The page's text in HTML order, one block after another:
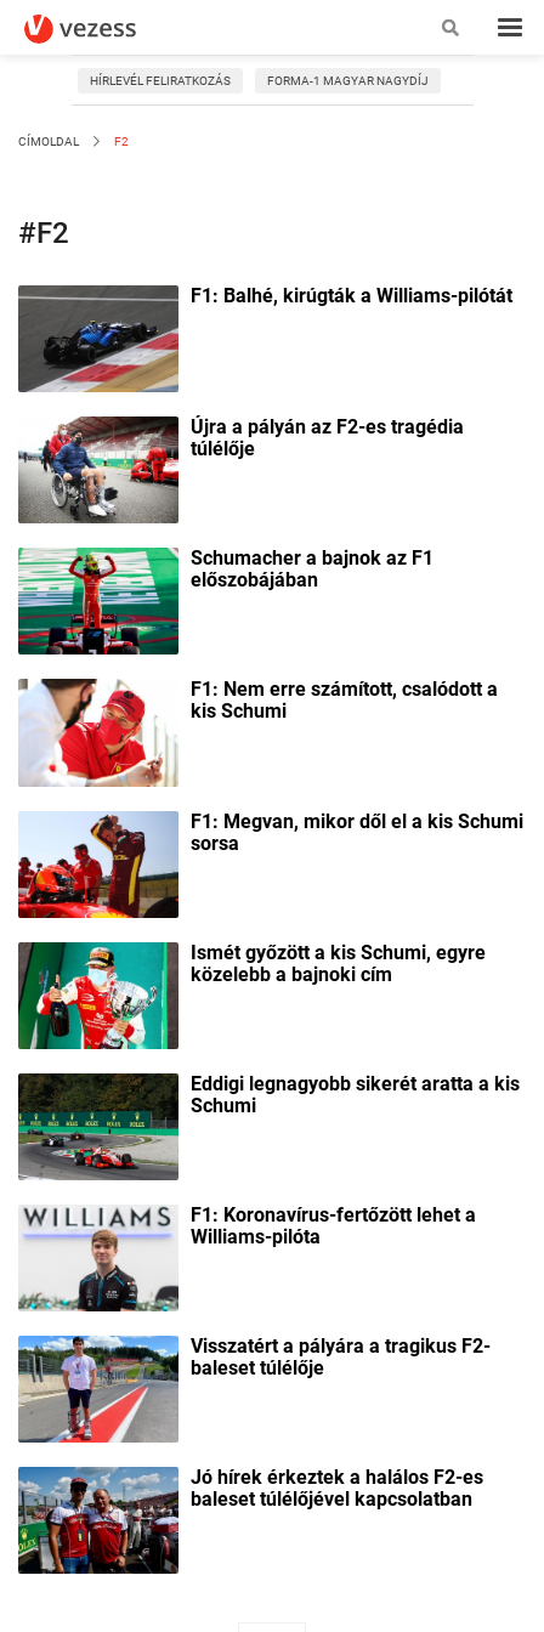
HÍRLEVÉL FELIRATKOZÁS FORMA-1 MAGYAR NAGYDÍJ
CÍMOLDAL F2
#F2
F1: Balhé, kirúgták a Williams-pilótát
Újra a pályán az F2-es tragédia
túlélője
Schumacher a bajnok az F1
előszobájában
F1: Nem erre számított, csalódott a
kis Schumi
F1: Megvan, mikor dől el a kis Schumi
sorsa
Ismét győzött a kis Schumi, egyre
közelebb a bajnoki cím
Eddigi legnagyobb sikerét aratta a kis
Schumi
F1: Koronavírus-fertőzött lehet a
Williams-pilóta
Visszatért a pályára a tragikus F2-
baleset túlélője
Jó hírek érkeztek a halálos F2-es
baleset túlélőjével kapcsolatban